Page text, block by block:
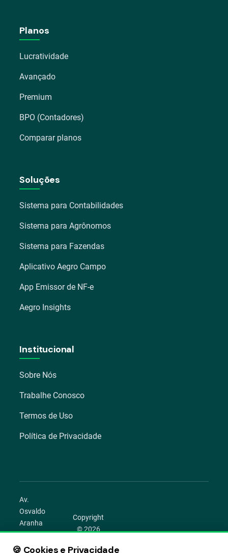
Planos
Lucratividade
Avançado
Premium
BPO (Contadores)
Comparar planos
Soluções
Sistema para Contabilidades
Sistema para Agrônomos
Sistema para Fazendas
Aplicativo Aegro Campo
App Emissor de NF-e
Aegro Insights
Institucional
Sobre Nós
Trabalhe Conosco
Termos de Uso
Política de Privacidade
Av.
Osvaldo
Aranha
1022 –
Bom
Copyright
© 2026
🍪 Cookies e Privacidade